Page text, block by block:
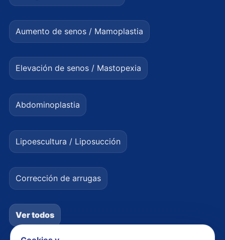
Aumento de senos / Mamoplastia
Elevación de senos / Mastopexia
Abdominoplastia
Lipoescultura / Liposucción
Corrección de arrugas
Ver todos